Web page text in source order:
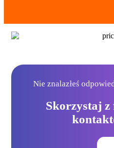
Nie znalazłeś
Skorzystaj